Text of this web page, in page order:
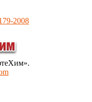
2008